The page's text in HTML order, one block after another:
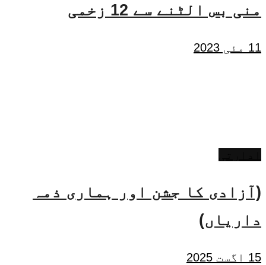
منی بس الٹنے سے 12 زخمی
11 مئی 2023
(آزادی کا جشن اور ہماری ذمہ
داریاں)
15 اگست 2025